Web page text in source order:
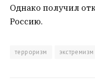
Однако получил
Россию.
терроризм экстремизм